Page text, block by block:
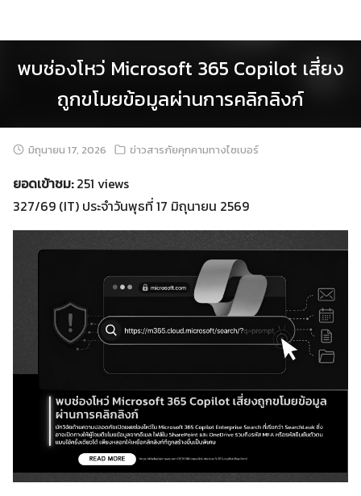
พบช่องโหว่ Microsoft 365 Copilot เสี่ยง
ถูกขโมยข้อมูลผ่านการคลิกลิงก์
มิถุนายน 17, 2026 ข่าวสารภัยคุกคามทางไซเบอร์
ยอดเข้าชม:251 views
327/69 (IT) ประจำวันพุธที่ 17 มิถุนายน 2569